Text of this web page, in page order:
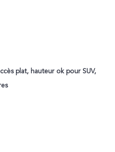
plat, hauteur ok pour SUV,